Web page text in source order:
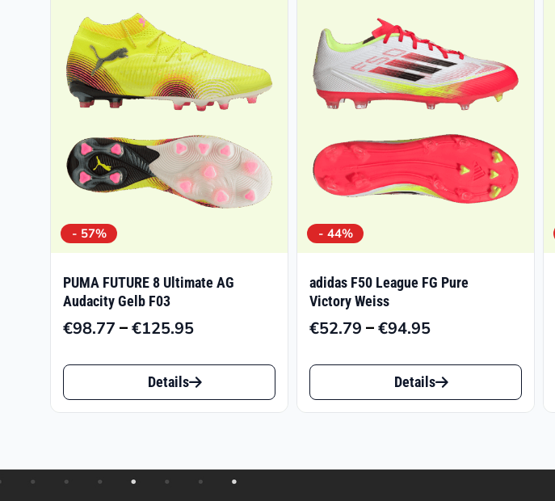
- 57%
PUMA FUTURE 8 Ultimate AG
Audacity Gelb F03
€98.77 –€125.95Preisspanne:
bis
€125.95
Dieses
Produkt
Varianten
Details
- 44%
adidas F50 League FG Pure
Victory Weiss
€52.79 –€94.95Preisspanne:
bis
€94.95
Dieses
Produkt
Details